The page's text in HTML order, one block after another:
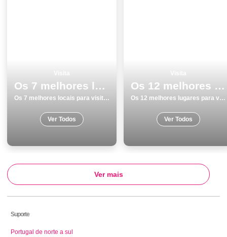
Os 7 melhores locais para visitar na Ilha de SÃ£o Miguel
Os 7 melhores locais para visitar na Ilha de SÃ£o Miguel
Ver Todos
Os 12 melhores lugares para visitar em PÃ³voa de Varzim
Os 12 melhores lugares para visitar em PÃ³voa de Varzim
Ver Todos
Ver mais
Suporte
Portugal de norte a sul